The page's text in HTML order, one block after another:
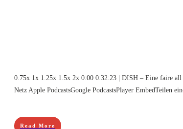
0.75x 1x 1.25x 1.5x 2x 0:00 0:32:23 | DISH – Eine faire
Netz Apple PodcastsGoogle PodcastsPlayer EmbedTeilen
Read More